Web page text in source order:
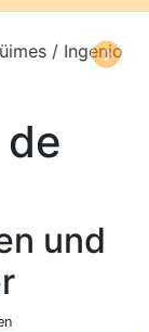
/ Ingenio
und